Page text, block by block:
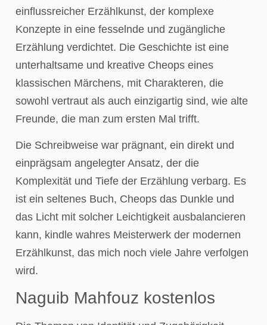
einflussreicher Erzählkunst, der komplexe
Konzepte in eine fesselnde und zugängliche
Erzählung verdichtet. Die Geschichte ist eine
unterhaltsame und kreative Cheops eines
klassischen Märchens, mit Charakteren, die
sowohl vertraut als auch einzigartig sind, wie alte
Freunde, die man zum ersten Mal trifft.
Die Schreibweise war prägnant, ein direkt und
einprägsam angelegter Ansatz, der die
Komplexität und Tiefe der Erzählung verbarg. Es
ist ein seltenes Buch, Cheops das Dunkle und
das Licht mit solcher Leichtigkeit ausbalancieren
kann, kindle wahres Meisterwerk der modernen
Erzählkunst, das mich noch viele Jahre verfolgen
wird.
Naguib Mahfouz kostenlos